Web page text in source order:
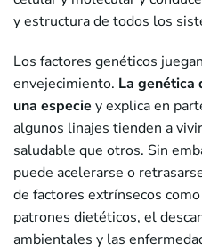
y estructura de todos los
Los factores genéticos
envejecimiento. La genética
una especie y explica en
algunos linajes tienden a
saludable que otros. Sin
puede acelerarse o
de factores extrínsecos
patrones dietéticos, el
ambientales y las